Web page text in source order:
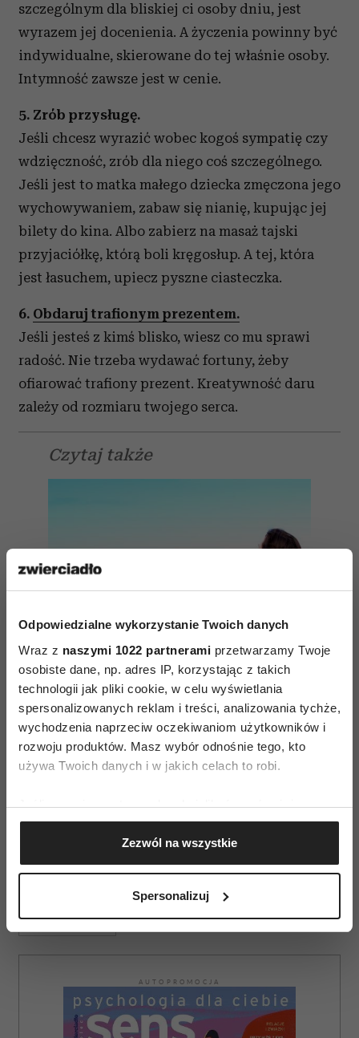
Odpowiedzialne wykorzystanie Twoich danych
Wraz z naszymi 1022 partnerami przetwarzamy Twoje
osobiste dane, np. adres IP, korzystając z takich
technologii jak pliki cookie, w celu wyświetlania
spersonalizowanych reklam i treści, analizowania tychże,
wychodzenia naprzeciw oczekiwaniom użytkowników i
rozwoju produktów. Masz wybór odnośnie tego, kto
używa Twoich danych i w jakich celach to robi.
Jeśli wyrazisz na to zgodę, chcielibyśmy również:
Gromadzić dane dotyczące Twojej lokalizacji
geograficznej z dokładnością nawet do kilku metrów
Identyfikować Twoje urządzenie, aktywnie
(fingerprinting, czyli wirtualny odcisk palca)
zmienić lub wycofać swoją zgodę w dowolnej chwili.
Wykorzystujemy pliki cookie do spersonalizowania treści
Zezwól na wszystkie
Spersonalizuj
szczególnym dla bliskiej ci osoby dniu, jest
wyrazem jej docenienia. A życzenia powinny być
indywidualne, skierowane do tej właśnie osoby.
Intymność zawsze jest w cenie.
5. Zrób przysługę.
Jeśli chcesz wyrazić wobec kogoś sympatię czy
wdzięczność, zrób dla niego coś szczególnego.
Jeśli jest to matka małego dziecka zmęczona jego
wychowywaniem, zabaw się nianię, kupując jej
bilety do kina. Albo zabierz na masaż tajski
przyjaciółkę, którą boli kręgosłup. A tej, która
jest łasuchem, upiecz pyszne ciasteczka.
6. Obdaruj trafionym prezentem.
Jeśli jesteś z kimś blisko, wiesz co mu sprawi
radość. Nie trzeba wydawać fortuny, żeby
ofiarować trafiony prezent. Kreatywność daru
zależy od rozmiaru twojego serca.
Czytaj także
Medytacja współczucia - jak
praktykować i po co?
WDZIĘCZNOŚĆ
AUTOPROMOCJA